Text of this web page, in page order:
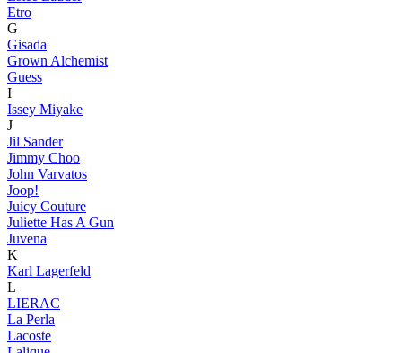
Etro
G
Gisada
Grown Alchemist
Guess
I
Issey Miyake
J
Jil Sander
Jimmy Choo
John Varvatos
Joop!
Juicy Couture
Juliette Has A Gun
Juvena
K
Karl Lagerfeld
L
LIERAC
La Perla
Lacoste